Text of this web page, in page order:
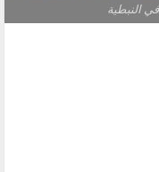
النبطية